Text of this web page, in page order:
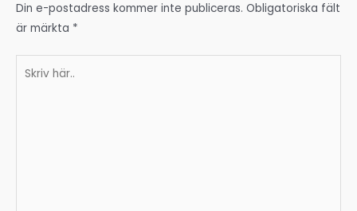
Din e-postadress kommer inte publiceras. Obligatoriska fält
är märkta *